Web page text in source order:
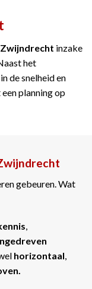
inzake
het
de snelheid en
planning op
gebeuren. Wat
horizontaal